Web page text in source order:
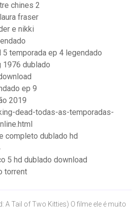
chines 2
fraser
e nikki
5 temporada ep 4 legendado
1976 dublado
ep 9
2019
dead-todas-as-temporadas-
completo dublado hd
5 hd dublado download
torrent
A Tail of Two Kitties) O filme ele é muito